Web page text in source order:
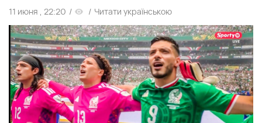
11 июня , 22:20 / / Читати українською